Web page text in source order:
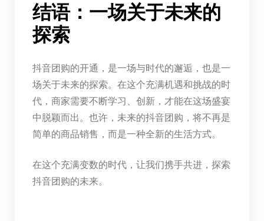
结语：一场关于未来的
探索
抖音团购的开通，是一场与时代的邂逅，也是一
场关于未来的探索。在这个充满机遇和挑战的时
代，商家需要不断学习、创新，才能在这场盛宴
中脱颖而出。也许，未来的抖音团购，将不再是
简单的商品销售，而是一种全新的生活方式。
在这个充满变数的时代，让我们携手共进，探索
抖音团购的未来。